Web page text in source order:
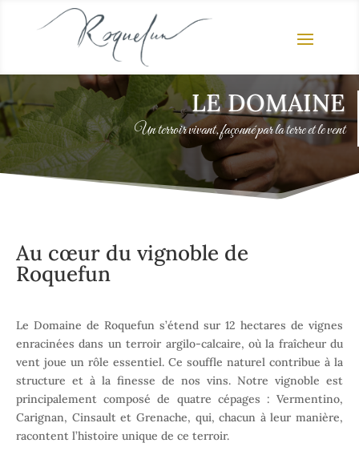
LE DOMAINE
Un terroir vivant, façonné par la terre et le vent
Au cœur du vignoble de
Roquefun
Le Domaine de Roquefun s’étend sur 12 hectares de vignes
enracinées dans un terroir argilo-calcaire, où la fraîcheur du
vent joue un rôle essentiel. Ce souffle naturel contribue à la
structure et à la finesse de nos vins. Notre vignoble est
principalement composé de quatre cépages : Vermentino,
Carignan, Cinsault et Grenache, qui, chacun à leur manière,
racontent l’histoire unique de ce terroir.